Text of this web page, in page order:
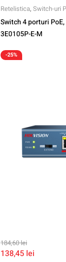
Retelistica, Switch-uri
Switch 4 porturi
3E0105P-E-M
-25%
184,60lei
138,45 lei